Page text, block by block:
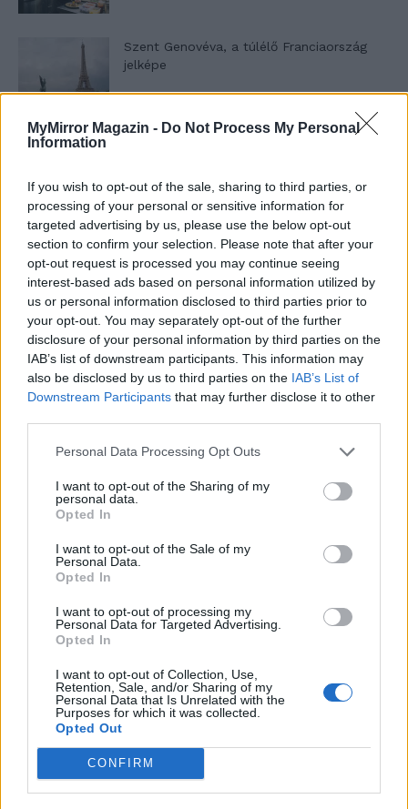
MyMirror Magazin - Do Not Process My Personal
Information
If you wish to opt-out of the sale, sharing to third parties, or
processing of your personal or sensitive information for
targeted advertising by us, please use the below opt-out
section to confirm your selection. Please note that after your
opt-out request is processed you may continue seeing
interest-based ads based on personal information utilized by
us or personal information disclosed to third parties prior to
your opt-out. You may separately opt-out of the further
disclosure of your personal information by third parties on the
IAB’s list of downstream participants. This information may
also be disclosed by us to third parties on the IAB’s List of
Downstream Participants that may further disclose it to other
Personal Data Processing Opt Outs
I want to opt-out of the Sharing of my
personal data.
Opted In
I want to opt-out of the Sale of my
Personal Data.
Opted In
I want to opt-out of processing my
Personal Data for Targeted Advertising.
Opted In
I want to opt-out of Collection, Use,
Retention, Sale, and/or Sharing of my
Personal Data that Is Unrelated with the
Purposes for which it was collected.
Opted Out
CONFIRM
Szent Genovéva, a túlélő Franciaország
jelképe
Minka 12. rész
Minka 11. rész
T. szereti a fiatal lányokat 14. rész
Pedig szóltam… – Miért nem hiszünk a
A legidegesítőbb kifejezések laza
gyűjteménye
Elyna Robbs: Adéle és az örökölt árnyak
A világ legismertebb ruhái